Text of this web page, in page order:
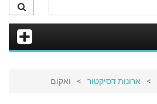
> ארונות דסיקטור > ואקום